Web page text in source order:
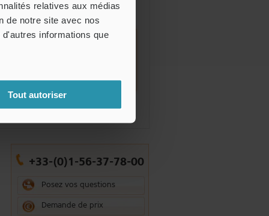
relatives aux médias
de notre site avec nos
informations que
Tout autoriser
+33-(0)1-56-37-78-00
Posez vos questions
Demande de prix